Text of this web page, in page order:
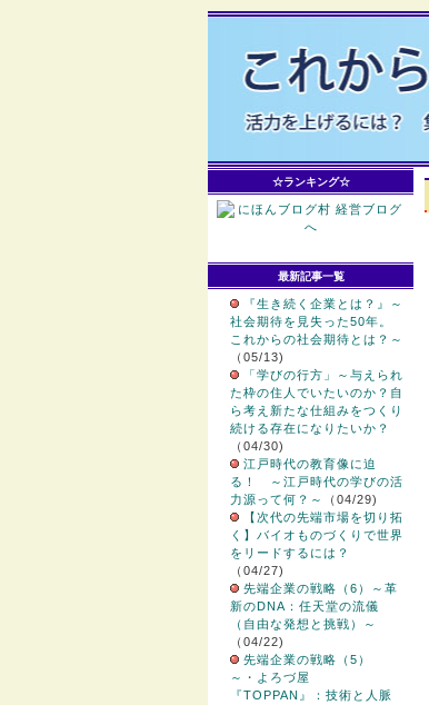
☆ランキング☆
最新記事一覧
『生き続く企業とは？』～
社会期待を見失った50年。
これからの社会期待とは？～
（05/13)
「学びの行方」～与えられ
た枠の住人でいたいのか？自
ら考え新たな仕組みをつくり
続ける存在になりたいか？
（04/30)
江戸時代の教育像に迫
る！ ～江戸時代の学びの活
力源って何？～
（04/29)
【次代の先端市場を切り拓
く】バイオものづくりで世界
をリードするには？
（04/27)
先端企業の戦略（6）～革
新のDNA：任天堂の流儀
（自由な発想と挑戦）～
（04/22)
先端企業の戦略（5）
～・よろづ屋
『TOPPAN』：技術と人脈